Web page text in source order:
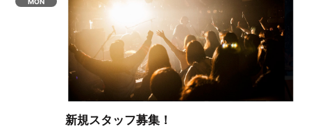
新規スタッフ募集！